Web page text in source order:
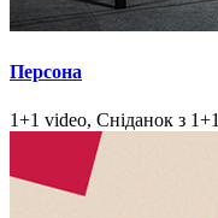
Персона
1+1 video, Сніданок з 1+1